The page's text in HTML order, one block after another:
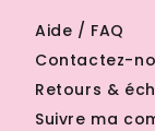
Aide / FAQ
Contactez-
Retours &
Suivre ma